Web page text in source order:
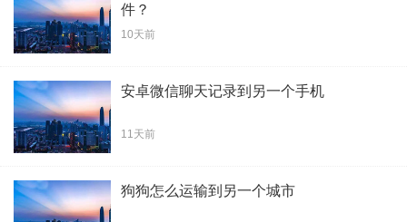
件？
10天前
安卓微信聊天记录到另一个手机
11天前
狗狗怎么运输到另一个城市